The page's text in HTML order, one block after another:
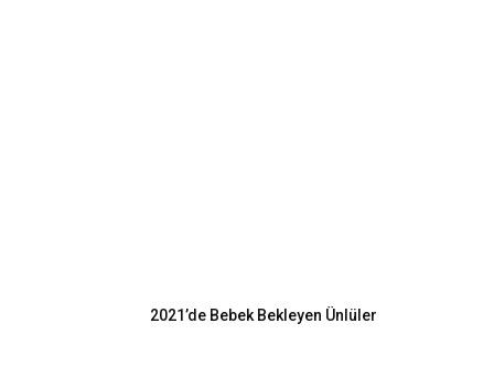
2021’de Bebek Bekleyen Ünlüler